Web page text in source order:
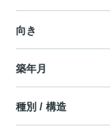
向き
築年月
種別 / 構造